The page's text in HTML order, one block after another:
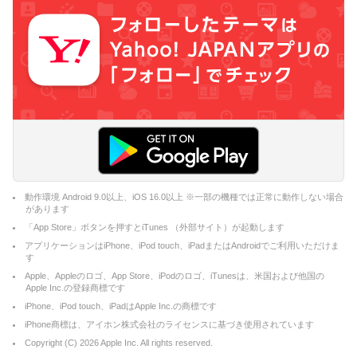
動作環境 Android 9.0以上、iOS 16.0以上 ※一部の機種では正常に動作しない場合
があります
「App Store」ボタンを押すとiTunes （外部サイト）が起動します
アプリケーションはiPhone、iPod touch、iPadまたはAndroidでご利用いただけま
す
Apple、Appleのロゴ、App Store、iPodのロゴ、iTunesは、米国および他国の
Apple Inc.の登録商標です
iPhone、iPod touch、iPadはApple Inc.の商標です
iPhone商標は、アイホン株式会社のライセンスに基づき使用されています
Copyright (C) 2026Apple Inc. All rights reserved.